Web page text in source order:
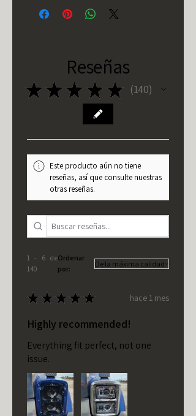
Reseñas
★ ★ ★ ★ ★ 140
140
Este producto aún no tiene
reseñas, así que consulte nuestras
otras reseñas.
1 - 6 de
140
Ordenar
por:
★ ★ ★ ★ ★ hace 1 mes
Highly recommended!
Everything fit perfect, not one
issue.